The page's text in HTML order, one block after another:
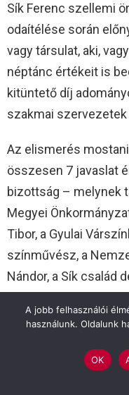
Sík Ferenc szellemi
odaítélése során
vagy társulat, aki,
néptánc értékeit is
kitüntető díj
szakmai
Az elismerés
összesen 7 javaslat
bizottság – melynek
Megyei
Tibor, a Gyulai
színművész, a
Nándor, a Sík család
Árkosi Árpád
részéről, és Kovács
Magyar Színházi
én ülésezett a pesti
A jobb felhasználói
használunk. Oldalunk
OK